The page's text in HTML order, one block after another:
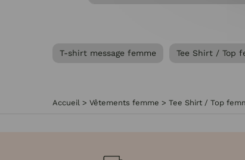
T-shirt message femme Tee Shirt / Top
Accueil > Vêtements femme > Tee Shirt / Top